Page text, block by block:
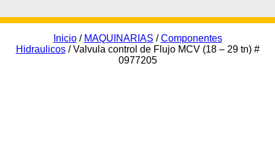
Inicio/ MAQUINARIAS /Componentes
Hidraulicos/ Valvula control de Flujo MCV (18 – 29 tn) #
0977205